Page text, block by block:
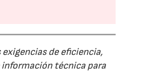
de eficiencia,
información técnica para